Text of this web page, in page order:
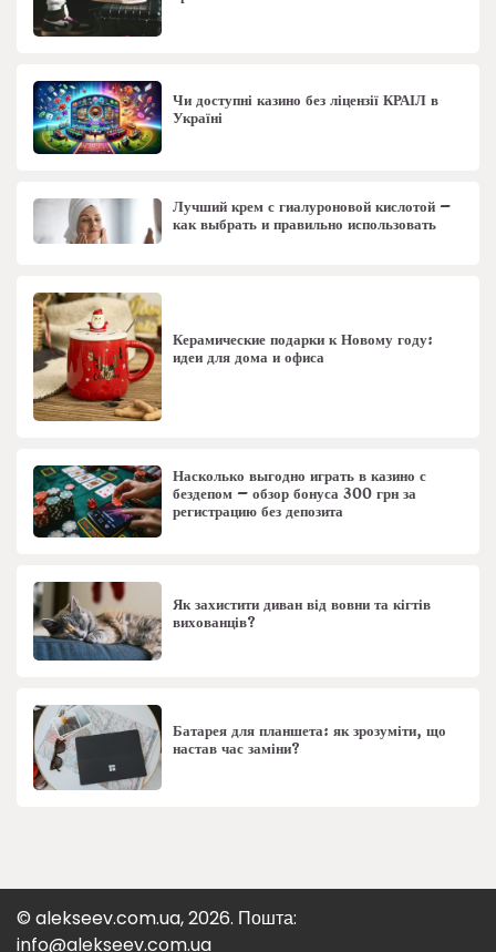
Чи доступні казино без ліцензії КРАІЛ в
Україні
Лучший крем с гиалуроновой кислотой –
как выбрать и правильно использовать
Керамические подарки к Новому году:
идеи для дома и офиса
Насколько выгодно играть в казино с
бездепом – обзор бонуса 300 грн за
регистрацию без депозита
Як захистити диван від вовни та кігтів
вихованців?
Батарея для планшета: як зрозуміти, що
настав час заміни?
© alekseev.com.ua, 2026. Пошта:
info@alekseev.com.ua